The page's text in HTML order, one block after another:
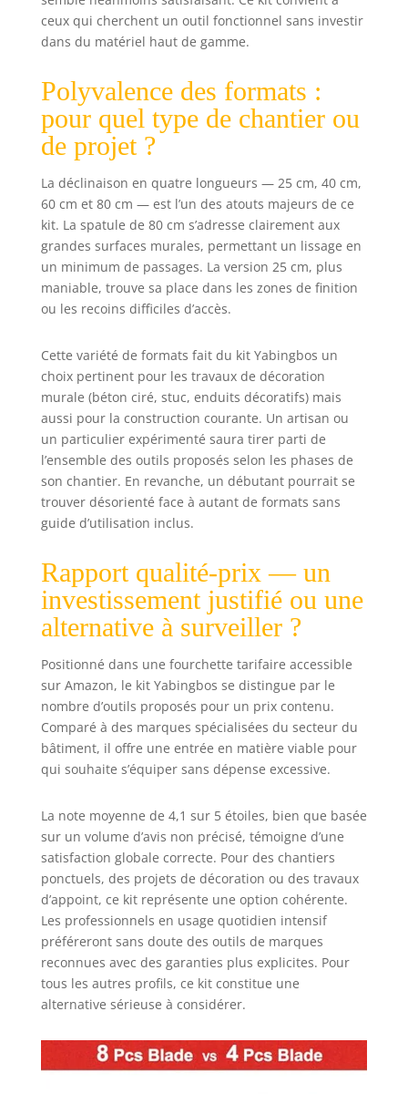
capuchon à vis,
application stable
vacillement, pour
atteindre
facilement même
mastics, la
peinture, le
plâtre, le mastic,
le raclage, le
mastic, le retrait
du papier peint
ou l'étanchéité.
emballage
robuste】 : le
mastic de façade
est fabriqué en
plastique ABS
léger et en tôle
d'acier inoxydable
de haute qualité,
flexible et
pour une longue
durée de vie lors
du plâtrage. Idéal
pour les mastics,
plâtre, le raclage,
le retrait de la
peinture et du
papier peint ainsi
que l'étanchéité.
Avec son
emballage de
range facilement
après le travail.
【Applications
polyvalentes】: la
spatule de surface
est idéale pour
lisser facilement
les surfaces
plâtrées. Le kit de
couteaux à mastic
en acier
économique,
multifonctionnel
ceux qui cherchent un outil fonctionnel sans investir
dans du matériel haut de gamme.
Polyvalence des formats :
pour quel type de chantier ou
de projet ?
La déclinaison en quatre longueurs — 25 cm, 40 cm,
60 cm et 80 cm — est l’un des atouts majeurs de ce
kit. La spatule de 80 cm s’adresse clairement aux
grandes surfaces murales, permettant un lissage en
un minimum de passages. La version 25 cm, plus
maniable, trouve sa place dans les zones de finition
ou les recoins difficiles d’accès.
Cette variété de formats fait du kit Yabingbos un
choix pertinent pour les travaux de décoration
murale (béton ciré, stuc, enduits décoratifs) mais
aussi pour la construction courante. Un artisan ou
un particulier expérimenté saura tirer parti de
l’ensemble des outils proposés selon les phases de
son chantier. En revanche, un débutant pourrait se
trouver désorienté face à autant de formats sans
guide d’utilisation inclus.
Rapport qualité-prix — un
investissement justifié ou une
alternative à surveiller ?
Positionné dans une fourchette tarifaire accessible
sur Amazon, le kit Yabingbos se distingue par le
nombre d’outils proposés pour un prix contenu.
Comparé à des marques spécialisées du secteur du
bâtiment, il offre une entrée en matière viable pour
qui souhaite s’équiper sans dépense excessive.
La note moyenne de 4,1 sur 5 étoiles, bien que basée
sur un volume d’avis non précisé, témoigne d’une
satisfaction globale correcte. Pour des chantiers
ponctuels, des projets de décoration ou des travaux
d’appoint, ce kit représente une option cohérente.
Les professionnels en usage quotidien intensif
préféreront sans doute des outils de marques
reconnues avec des garanties plus explicites. Pour
tous les autres profils, ce kit constitue une
alternative sérieuse à considérer.